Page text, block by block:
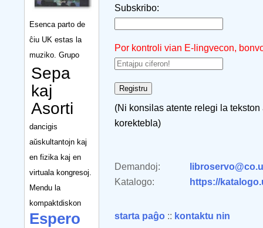
Esenca parto de
ĉiu UK estas la
muziko. Grupo
Sepa
kaj
Asorti
dancigis
aŭskultantojn kaj
en fizika kaj en
virtuala kongresoj.
Mendu la
kompaktdiskon
Espero
Subskribo:
Por kontroli vian E-lingvecon,
(Ni konsilas atente relegi la
korektebla)
Demandoj:
Katalogo:
https://
starta paĝo :: kontaktu nin